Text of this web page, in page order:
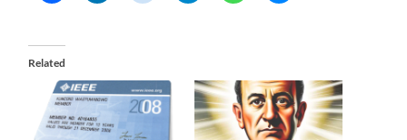
Related